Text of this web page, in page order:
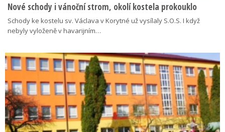
Nové schody i vánoční strom, okolí kostela prokouklo
Schody ke kostelu sv. Václava v Korytné už vysílaly S.O.S. I když
nebyly vyloženě v havarijním…